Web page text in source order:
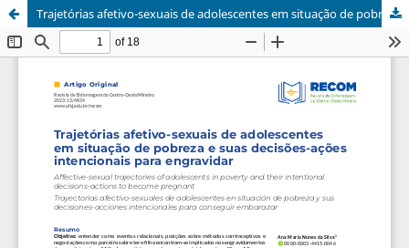
Trajetórias afetivo-sexuais de adolescentes em situação de pobreza e suas decisões-ações intencionais para engravidar